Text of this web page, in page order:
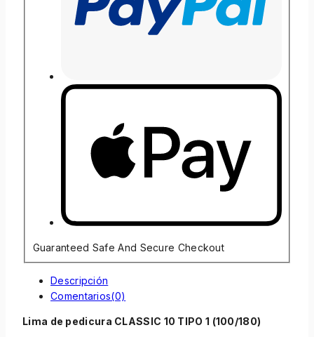
Guaranteed Safe And Secure Checkout
Descripción
Comentarios(0)
Lima de pedicura CLASSIC 10 TIPO 1 (100/180)